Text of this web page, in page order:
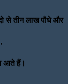
से तीन लाख पौधे और
आते हैं।